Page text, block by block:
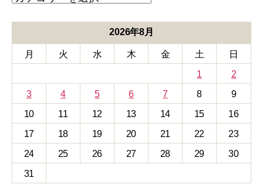
テ
ー
2026年8月
月 火 水 木 金 土
日
1
2
3
4 5 6 7 8
9
10
11 12 13 14 15
16
17
18 19 20 21 22
23
24
25 26 27 28 29
30
31